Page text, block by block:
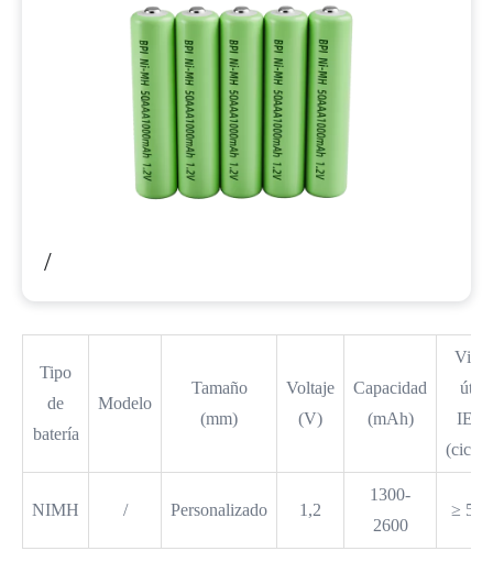
/
Tipo
de
batería
Modelo
Tamaño
(mm)
Voltaje
(V)
Capacidad
(mAh)
Vida
útil
IEC
NIMH / Personalizado 1,2
1300-
2600
≥ 500